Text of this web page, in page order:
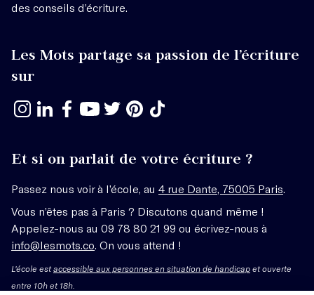
des conseils d’écriture.
Les Mots partage sa passion de l’écriture
sur
Et si on parlait de votre écriture ?
Passez nous voir à l’école, au 4 rue Dante, 75005 Paris
Vous n’êtes pas à Paris ? Discutons quand même !
Appelez-nous au 09 78 80 21 99 ou écrivez-nous à
info@lesmots.co . On vous attend !
L'école estaccessible aux personnes en situation de handicap et ouverte
entre 10h et 18h.